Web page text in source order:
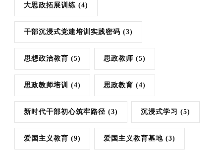
大思政拓展训练 (4)
干部沉浸式党建培训实践密码 (3)
思想政治教育 (5) 思政教师 (5)
思政教师培训 (4) 思政教育 (4)
新时代干部初心筑牢路径 (3) 沉浸式学习 (5)
爱国主义教育 (9) 爱国主义教育基地 (3)